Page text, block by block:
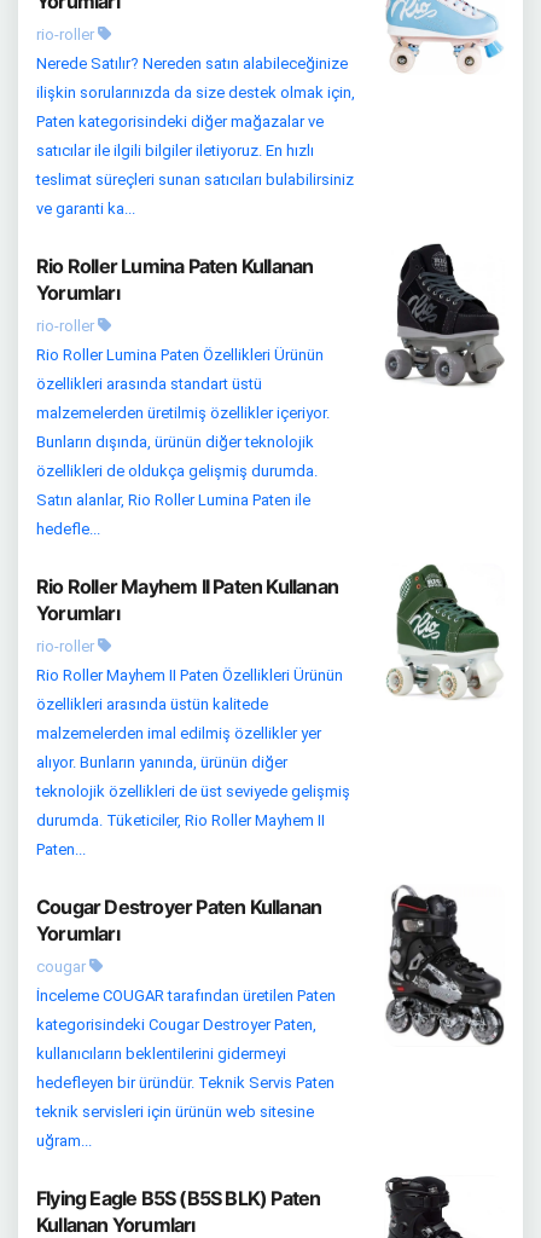
rio-roller
Nerede Satılır? Nereden satın alabileceğinize
ilişkin sorularınızda da size destek olmak için,
Paten kategorisindeki diğer mağazalar ve
satıcılar ile ilgili bilgiler iletiyoruz. En hızlı
teslimat süreçleri sunan satıcıları bulabilirsiniz
ve garanti ka...
Rio Roller Lumina Paten Kullanan
Yorumları
rio-roller
Rio Roller Lumina Paten Özellikleri Ürünün
özellikleri arasında standart üstü
malzemelerden üretilmiş özellikler içeriyor.
Bunların dışında, ürünün diğer teknolojik
özellikleri de oldukça gelişmiş durumda.
Satın alanlar, Rio Roller Lumina Paten ile
hedefle...
Rio Roller Mayhem II Paten Kullanan
Yorumları
rio-roller
Rio Roller Mayhem II Paten Özellikleri Ürünün
özellikleri arasında üstün kalitede
malzemelerden imal edilmiş özellikler yer
alıyor. Bunların yanında, ürünün diğer
teknolojik özellikleri de üst seviyede gelişmiş
durumda. Tüketiciler, Rio Roller Mayhem II
Paten...
Cougar Destroyer Paten Kullanan
Yorumları
cougar
İnceleme COUGAR tarafından üretilen Paten
kategorisindeki Cougar Destroyer Paten,
kullanıcıların beklentilerini gidermeyi
hedefleyen bir üründür. Teknik Servis Paten
teknik servisleri için ürünün web sitesine
uğram...
Flying Eagle B5S (B5S BLK) Paten
Kullanan Yorumları